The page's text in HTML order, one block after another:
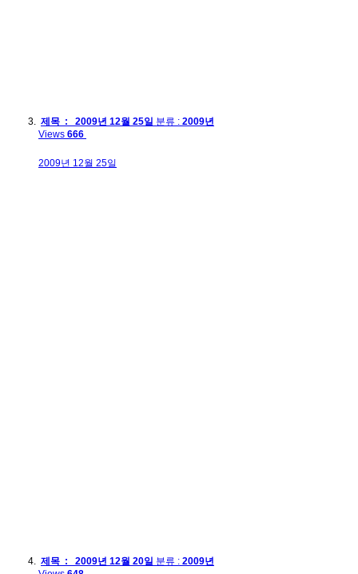
제목 : 2009년 12월 25일 분류 : 2009년
Views 666
2009년 12월 25일
제목 : 2009년 12월 20일 분류 : 2009년